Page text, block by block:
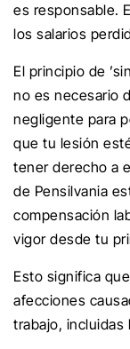
es responsable.
los salarios
El principio de
no es necesario
negligente para
que tu lesión
tener derecho a
de Pensilvania
compensación
vigor desde tu
Esto significa
afecciones
trabajo,